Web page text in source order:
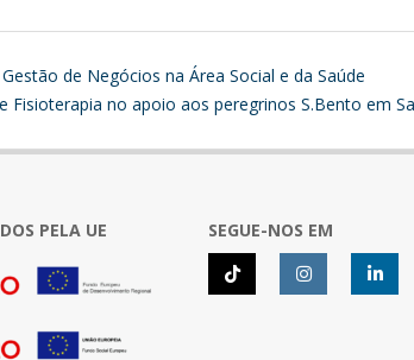
de Negócios na Área Social e da Saúde
Fisioterapia no apoio aos peregrinos S.Bento em
PELA UE SEGUE-NOS EM